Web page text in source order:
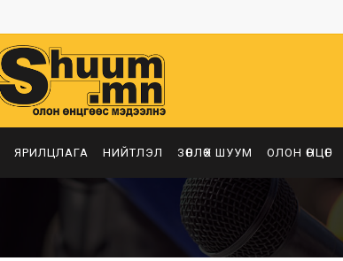
ЯРИЛЦЛАГА НИЙТЛЭЛ ЗӨВЛӨХ ШУУМ ОЛОН ӨНЦӨГ